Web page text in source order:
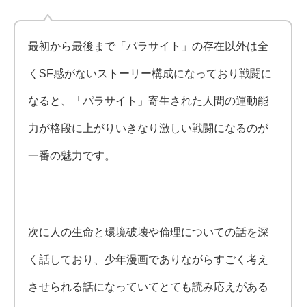
最初から最後まで「パラサイト」の存在以外は全
くSF感がないストーリー構成になっており戦闘に
なると、「パラサイト」寄生された人間の運動能
力が格段に上がりいきなり激しい戦闘になるのが
一番の魅力です。
次に人の生命と環境破壊や倫理についての話を深
く話しており、少年漫画でありながらすごく考え
させられる話になっていてとても読み応えがある